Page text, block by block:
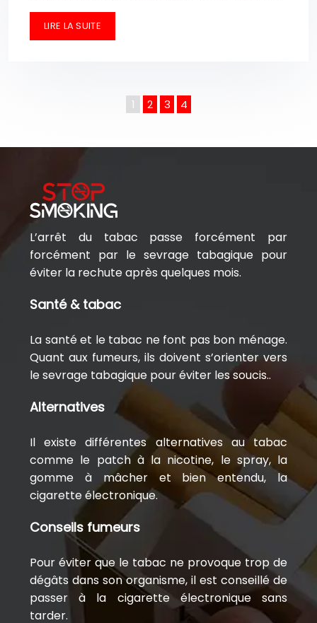
LIRE LA SUITE
1 2 3 4
L’arrêt du tabac passe forcément par
forcément par le sevrage tabagique pour
éviter la rechute après quelques mois.
Santé & tabac
La santé et le tabac ne font pas bon ménage.
Quant aux fumeurs, ils doivent s’orienter vers
le sevrage tabagique pour éviter les soucis..
Alternatives
Il existe différentes alternatives au tabac
comme le patch à la nicotine, le spray, la
gomme à mâcher et bien entendu, la
cigarette électronique.
Conseils fumeurs
Pour éviter que le tabac ne provoque trop de
dégâts dans son organisme, il est conseillé de
passer à la cigarette électronique sans
tarder.